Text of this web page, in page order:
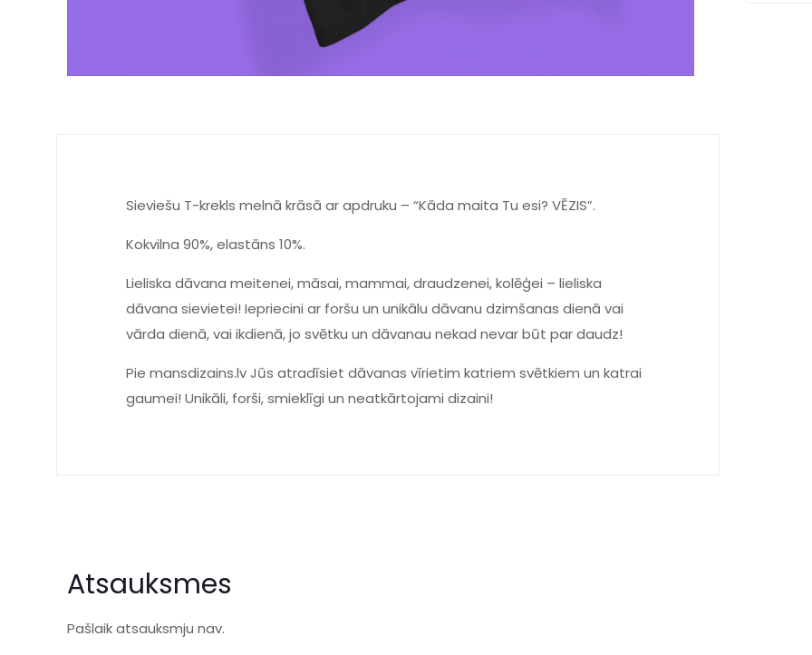
Sieviešu T-krekls melnā krāsā ar apdruku – “Kāda maita Tu esi? VĒZIS”.
Kokvilna 90%, elastāns 10%.
Lieliska dāvana meitenei, māsai, mammai, draudzenei, kolēģei – lieliska
dāvana sievietei! Iepriecini ar foršu un unikālu dāvanu dzimšanas dienā vai
vārda dienā, vai ikdienā, jo svētku un dāvanau nekad nevar būt par daudz!
Pie mansdizains.lv Jūs atradīsiet dāvanas vīrietim katriem svētkiem un katrai
gaumei! Unikāli, forši, smieklīgi un neatkārtojami dizaini!
Atsauksmes
Pašlaik atsauksmju nav.